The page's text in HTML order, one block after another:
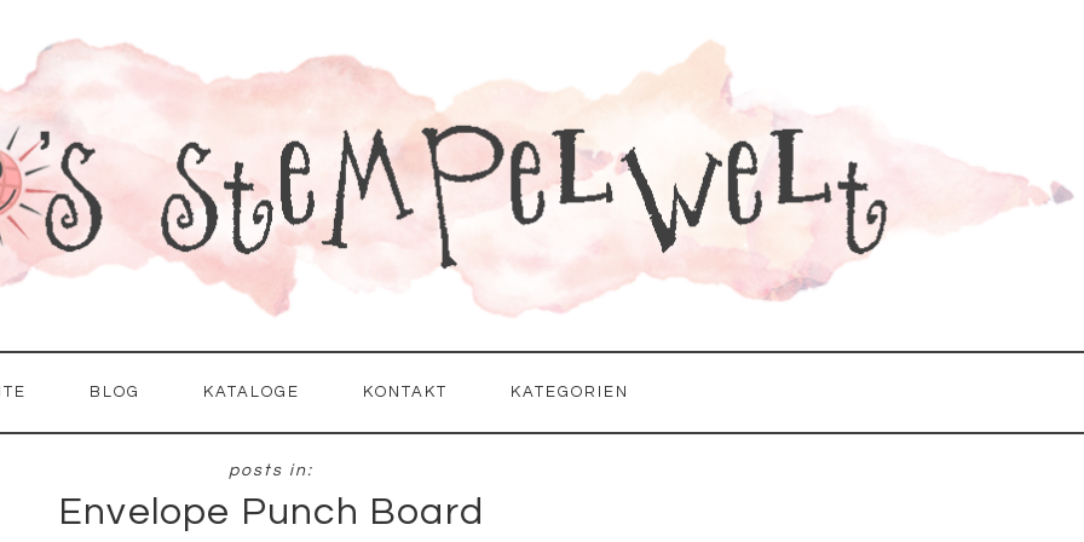
BLOG KATALOGE KONTAKT KATEGORIEN
Envelope Punch Board